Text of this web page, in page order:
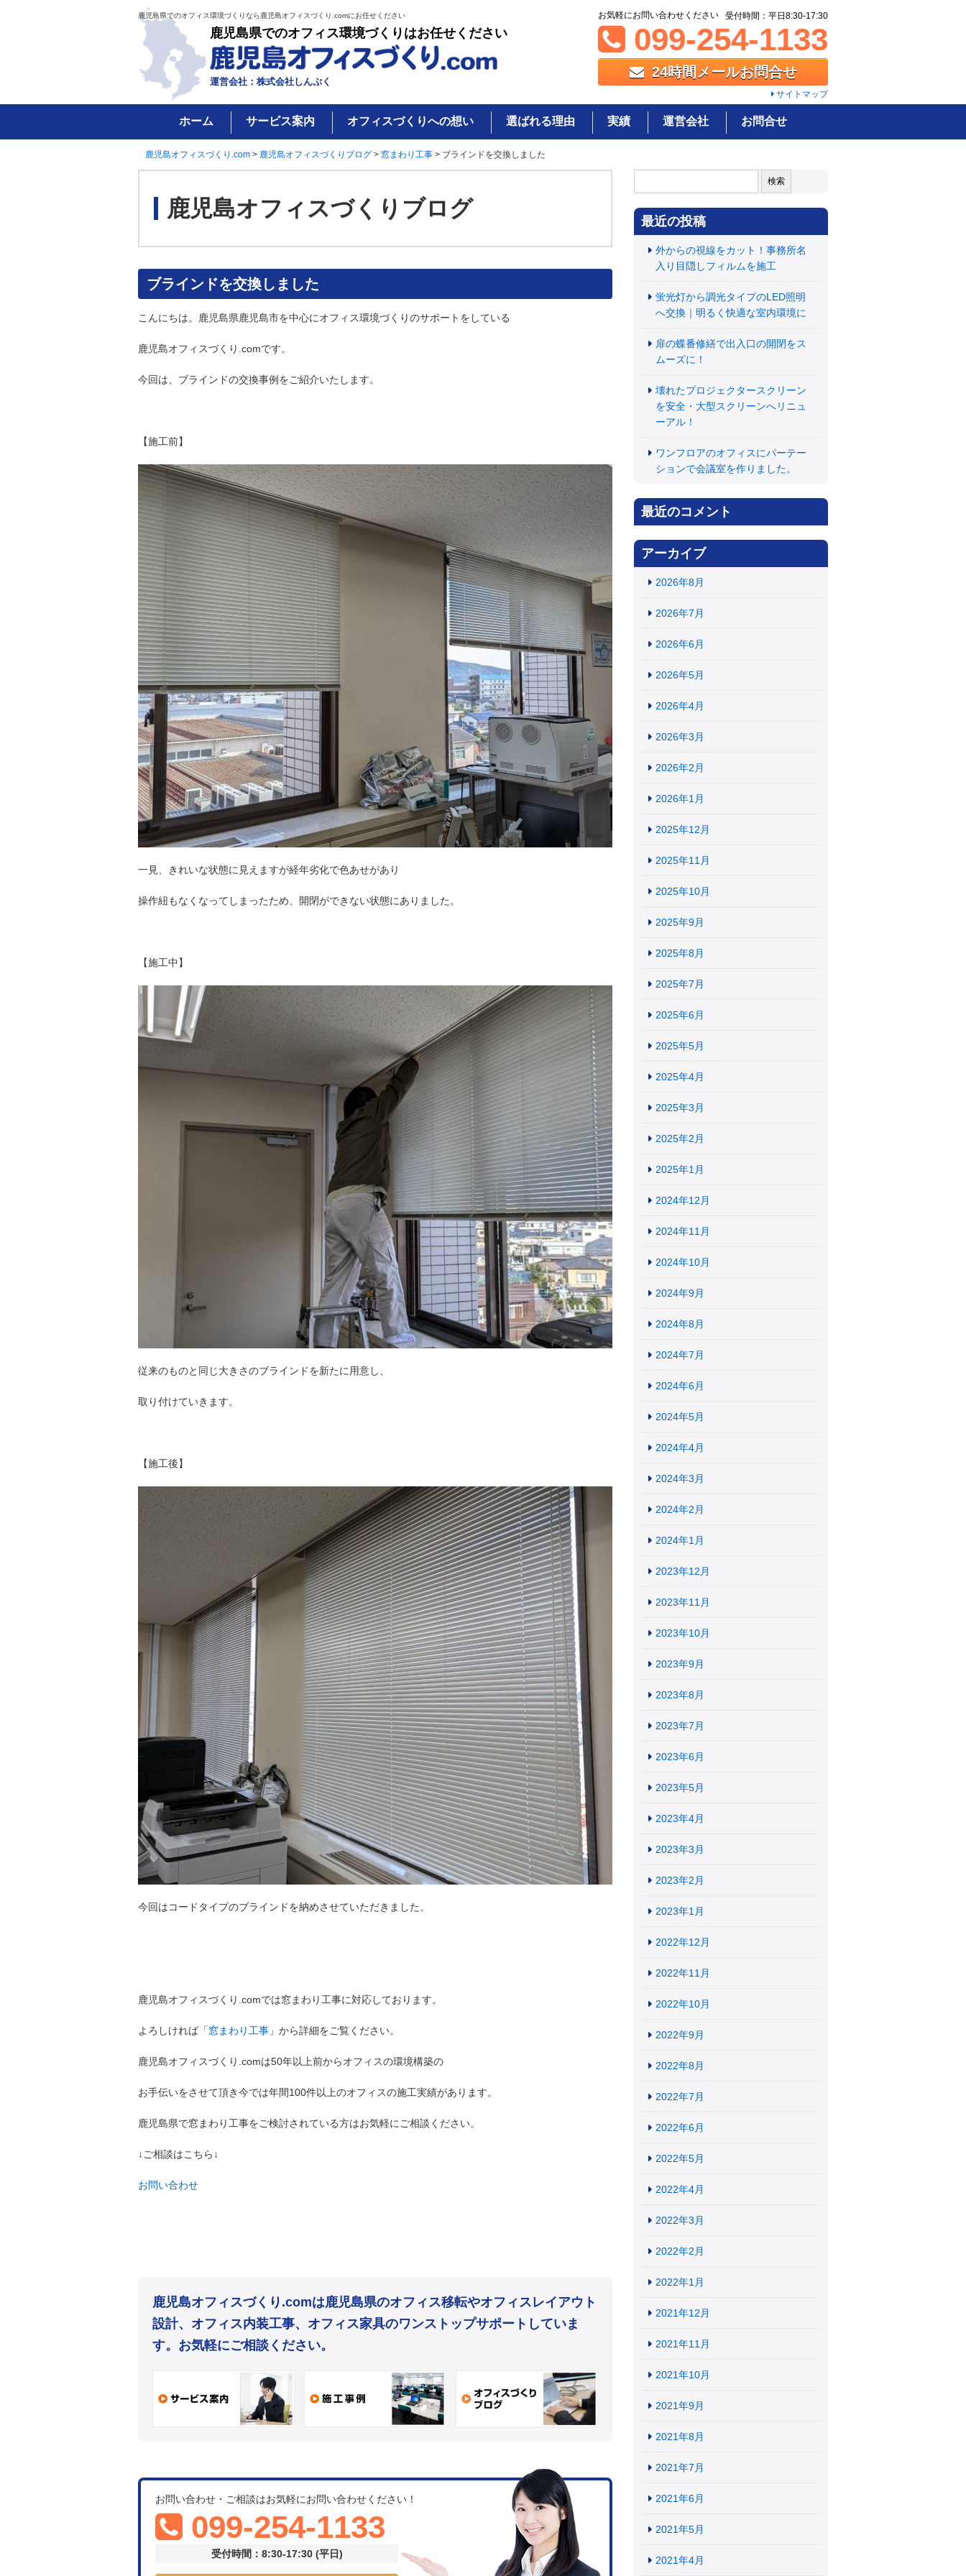
鹿児島県でのオフィス環境づくりなら鹿児島オフィスづくり.comにお任せください
鹿児島県でのオフィス環境づくりはお任せください
運営会社：株式会社しんぷく
お気軽にお問い合わせください
099-254-1133
受付時間：平日8:30-17:30
24時間メールお問合せ
サイトマップ
ホーム サービス案内 オフィスづくりへの想い 選ばれる理由 実績 運営会社 お問合せ
鹿児島オフィスづくり.com > 鹿児島オフィスづくりブログ > 窓まわり工事 > ブラインドを交換しました
鹿児島オフィスづくりブログ
ブラインドを交換しました
こんにちは。鹿児島県鹿児島市を中心にオフィス環境づくりのサポートをしている
鹿児島オフィスづくり.comです。
今回は、ブラインドの交換事例をご紹介いたします。
【施工前】
一見、きれいな状態に見えますが経年劣化で色あせがあり
操作紐もなくなってしまったため、開閉ができない状態にありました。
【施工中】
従来のものと同じ大きさのブラインドを新たに用意し、
取り付けていきます。
【施工後】
今回はコードタイプのブラインドを納めさせていただきました。
鹿児島オフィスづくり.comでは窓まわり工事に対応しております。
よろしければ「窓まわり工事 」から詳細をご覧ください。
鹿児島オフィスづくり.comは50年以上前からオフィスの環境構築の
お手伝いをさせて頂き今では年間100件以上のオフィスの施工実績があります。
鹿児島県で窓まわり工事をご検討されている方はお気軽にご相談ください。
↓ご相談はこちら↓
お問い合わせ
鹿児島オフィスづくり.comは鹿児島県のオフィス移転やオフィスレイアウト
設計、オフィス内装工事、オフィス家具のワンストップサポートしていま
す。お気軽にご相談ください。
お問い合わせ・ご相談はお気軽にお問い合わせください！
099-254-1133
受付時間：8:30-17:30 (平日)
索:
最近の投稿
外からの視線をカット！事務所名
入り目隠しフィルムを施工
蛍光灯から調光タイプのLED照明
へ交換｜明るく快適な室内環境に
扉の蝶番修繕で出入口の開閉をス
ムーズに！
壊れたプロジェクタースクリーン
を安全・大型スクリーンへリニュ
ーアル！
ワンフロアのオフィスにパーテー
ションで会議室を作りました。
最近のコメント
アーカイブ
2026年8月
2026年7月
2026年6月
2026年5月
2026年4月
2026年3月
2026年2月
2026年1月
2025年12月
2025年11月
2025年10月
2025年9月
2025年8月
2025年7月
2025年6月
2025年5月
2025年4月
2025年3月
2025年2月
2025年1月
2024年12月
2024年11月
2024年10月
2024年9月
2024年8月
2024年7月
2024年6月
2024年5月
2024年4月
2024年3月
2024年2月
2024年1月
2023年12月
2023年11月
2023年10月
2023年9月
2023年8月
2023年7月
2023年6月
2023年5月
2023年4月
2023年3月
2023年2月
2023年1月
2022年12月
2022年11月
2022年10月
2022年9月
2022年8月
2022年7月
2022年6月
2022年5月
2022年4月
2022年3月
2022年2月
2022年1月
2021年12月
2021年11月
2021年10月
2021年9月
2021年8月
2021年7月
2021年6月
2021年5月
2021年4月